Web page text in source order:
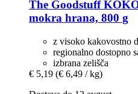
The Goodstuff
mokra hrana, 800 g
z visoko kakovostno
regionalno dostopno
izbrana zelišča
€ 5,19 (€ 6,49 / kg)